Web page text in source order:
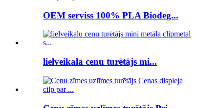
OEM serviss 100% PLA Biodeg...
lielveikala cenu turētājs mi...